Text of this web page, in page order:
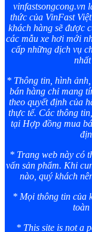
vinfastsongcong.vn
thức của VinFast
khách hàng sẽ được
các mẫu xe hơi mới
cấp những dịch vụ
* Thông tin, hình
bán hàng chỉ mang
theo quyết định của
thực tế. Các thông
tại Hợp đồng mua
* Trang web này có
vấn sản phẩm. Khi
nào, quý khách
* Mọi thông tin của
toàn
* This site is not a